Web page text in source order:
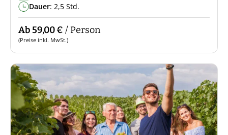
Dauer: 2,5 Std.
Ab 59,00 € / Person
(Preise inkl. MwSt.)